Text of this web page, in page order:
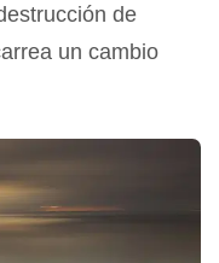
de
un cambio